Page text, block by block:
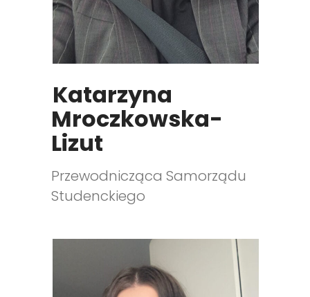
Katarzyna
Mroczkowska-
Lizut
Przewodnicząca Samorządu
Studenckiego